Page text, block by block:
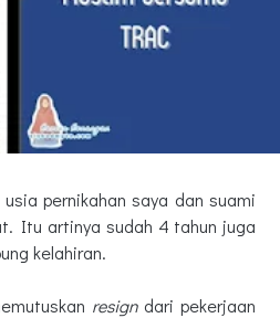
pernikahan saya dan suami
Itu artinya sudah 4 tahun juga
kelahiran.
resigndari pekerjaan